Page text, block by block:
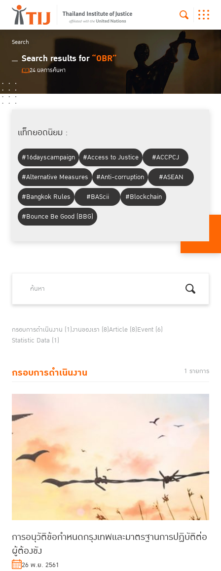
Search
Search results for“OBR”
24 ผลการค้นหา
แท็กยอดนิยม :
#16dayscampaign #Access to Justice
#ACCPCJ
#Alternative Measures
#Anti-corruption
#ASEAN
#Bangkok Rules
#BAScii
#Blockchain
#Bounce Be Good (BBG)
กรอบการดำเนินงาน (1)งานของเรา (8)Article (8)Event (6)
Statistic Data (1)
กรอบการดำเนินงาน 1 รายการ
การอนุวัติข้อกำหนดกรุงเทพและมาตรฐานการปฏิบัติต่อ
ผู้ต้องขัง
26 พ.ย. 2561